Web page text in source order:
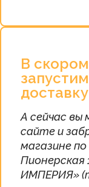
В
А сейчас
сайте и
магазине по
ИМПЕРИЯ»